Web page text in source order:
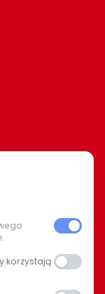
pomagajmy
korzystają